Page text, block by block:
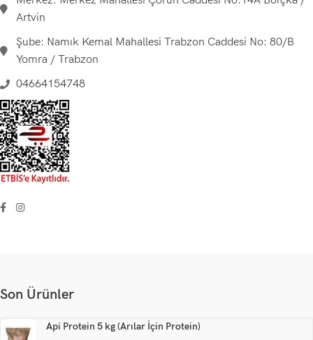
Artvin
Şube: Namık Kemal Mahallesi Trabzon Caddesi No: 80/B
Yomra / Trabzon
04664154748
Son Ürünler
Api Protein 5 kg (Arılar İçin Protein)